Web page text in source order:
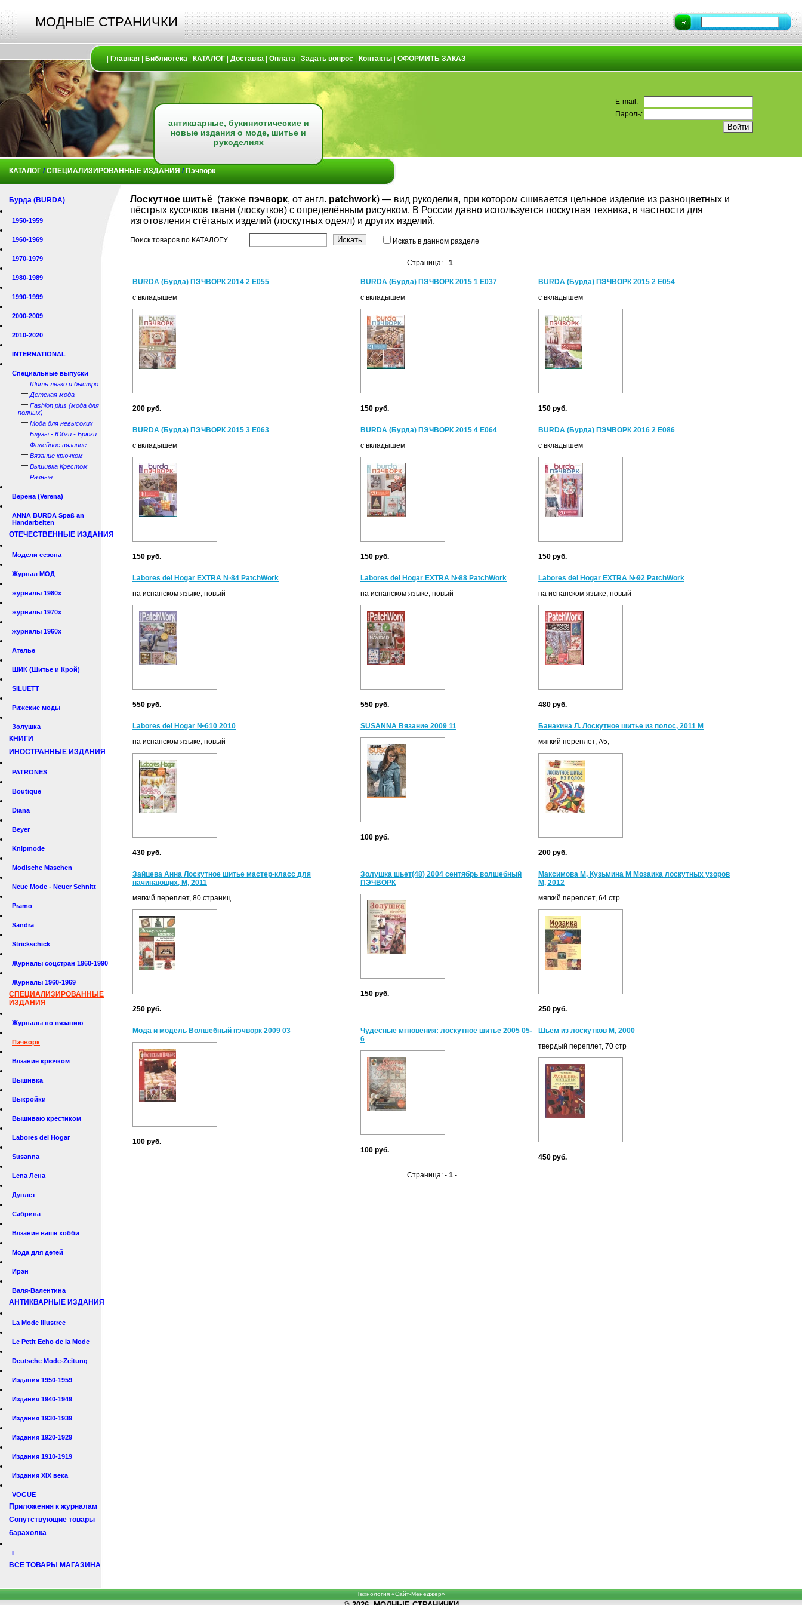
МОДНЫЕ СТРАНИЧКИ
Главная Библиотека КАТАЛОГ Доставка Оплата Задать вопрос Контакты ОФОРМИТЬ ЗАКАЗ
антикварные, букинистические и
новые издания о моде, шитье и
рукоделиях
E-mail:
Пароль:
КАТАЛОГ /СПЕЦИАЛИЗИРОВАННЫЕ ИЗДАНИЯ / Пэчворк
Бурда (BURDA)
1950-1959
1960-1969
1970-1979
1980-1989
1990-1999
2000-2009
2010-2020
INTERNATIONAL
Специальные выпуски
— Шить легко и быстро
— Детская мода
— Fashion plus (мода для
полных)
— Мода для невысоких
— Блузы - Юбки - Брюки
— Филейное вязание
— Вязание крючком
— Вышивка Крестом
— Разные
Верена (Verena)
ANNA BURDA Spaß an
Handarbeiten
ОТЕЧЕСТВЕННЫЕ ИЗДАНИЯ
Модели сезона
Журнал МОД
журналы 1980х
журналы 1970х
журналы 1960х
Ателье
ШИК (Шитье и Крой)
SILUETT
Рижские моды
Золушка
КНИГИ
ИНОСТРАННЫЕ ИЗДАНИЯ
PATRONES
Boutique
Diana
Beyer
Knipmode
Modische Maschen
Neue Mode - Neuer Schnitt
Pramo
Sandra
Strickschick
Журналы соцстран 1960-1990
Журналы 1960-1969
СПЕЦИАЛИЗИРОВАННЫЕ
ИЗДАНИЯ
Журналы по вязанию
Пэчворк
Вязание крючком
Вышивка
Выкройки
Вышиваю крестиком
Labores del Hogar
Susanna
Lena Лена
Дуплет
Сабрина
Вязание ваше хобби
Мода для детей
Ирэн
Валя-Валентина
АНТИКВАРНЫЕ ИЗДАНИЯ
La Mode illustree
Le Petit Echo de la Mode
Deutsche Mode-Zeitung
Издания 1950-1959
Издания 1940-1949
Издания 1930-1939
Издания 1920-1929
Издания 1910-1919
Издания XIX века
VOGUE
Приложения к журналам
Сопутствующие товары
барахолка
I
ВСЕ ТОВАРЫ МАГАЗИНА
Лоскутное шитьё (также пэчворк, от англ. patchwork) — вид рукоделия, при котором сшивается цельное изделие из разноцветных и
пёстрых кусочков ткани (лоскутков) с определённым рисунком. В России давно используется лоскутная техника, в частности для
изготовления стёганых изделий (лоскутных одеял) и других изделий.
Поиск товаров по КАТАЛОГУ Искать в данном разделе
Страница: - 1-
BURDA (Бурда) ПЭЧВОРК 2014 2 Е055
с вкладышем
200 руб.
BURDA (Бурда) ПЭЧВОРК 2015 1 Е037
с вкладышем
150 руб.
BURDA (Бурда) ПЭЧВОРК 2015 2 Е054
с вкладышем
150 руб.
BURDA (Бурда) ПЭЧВОРК 2015 3 Е063
с вкладышем
150 руб.
BURDA (Бурда) ПЭЧВОРК 2015 4 Е064
с вкладышем
150 руб.
BURDA (Бурда) ПЭЧВОРК 2016 2 Е086
с вкладышем
150 руб.
Labores del Hogar EXTRA №84 PatchWork
на испанском языке, новый
550 руб.
Labores del Hogar EXTRA №88 PatchWork
на испанском языке, новый
550 руб.
Labores del Hogar EXTRA №92 PatchWork
на испанском языке, новый
480 руб.
Labores del Hogar №610 2010
на испанском языке, новый
430 руб.
SUSANNA Вязание 2009 11
100 руб.
Банакина Л. Лоскутное шитье из полос, 2011 М
мягкий переплет, А5,
200 руб.
Зайцева Анна Лоскутное шитье мастер-класс для
начинающих, М, 2011
мягкий переплет, 80 страниц
250 руб.
Золушка шьет(48) 2004 сентябрь волшебный
ПЭЧВОРК
150 руб.
Максимова М, Кузьмина М Мозаика лоскутных узоров
М, 2012
мягкий переплет, 64 стр
250 руб.
Мода и модель Волшебный пэчворк 2009 03
100 руб.
Чудесные мгновения: лоскутное шитье 2005 05-
6
100 руб.
Шьем из лоскутков М, 2000
твердый переплет, 70 стр
450 руб.
Страница: - 1-
Технология «Сайт-Менеджер»